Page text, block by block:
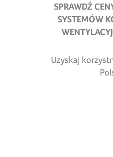
SPRAWDŹ
SYSTEMÓW
Uzyskaj